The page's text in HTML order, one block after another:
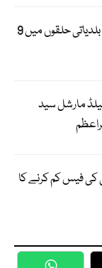
الیکشن کمیشن نے بلوچستان کے 4 بلدیاتی حلقوں میں 9
مارشل سید
کی فیس کم کرنے کا